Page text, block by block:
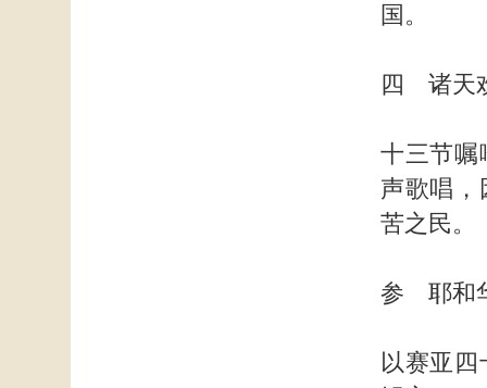
国。
四 诸天
十三节嘱
声歌唱，
苦之民。
参 耶和
以赛亚